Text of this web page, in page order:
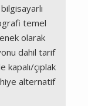
temel
olarak
dahil tarif
kapalı/çıplak
alternatif